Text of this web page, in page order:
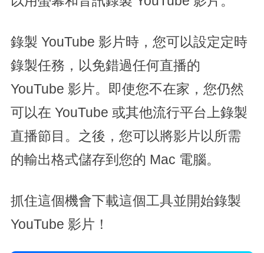
錄製 YouTube 影片時，您可以設定定時
錄製任務，以免錯過任何直播的
YouTube 影片。即使您不在家，您仍然
可以在 YouTube 或其他流行平台上錄製
直播節目。之後，您可以將影片以所需
的輸出格式儲存到您的 Mac 電腦。
抓住這個機會下載這個工具並開始錄製
YouTube 影片！